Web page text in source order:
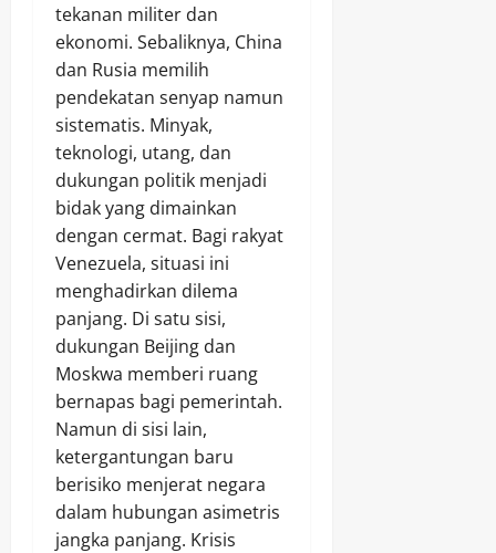
tekanan militer dan
ekonomi. Sebaliknya, China
dan Rusia memilih
pendekatan senyap namun
sistematis. Minyak,
teknologi, utang, dan
dukungan politik menjadi
bidak yang dimainkan
dengan cermat. Bagi rakyat
Venezuela, situasi ini
menghadirkan dilema
panjang. Di satu sisi,
dukungan Beijing dan
Moskwa memberi ruang
bernapas bagi pemerintah.
Namun di sisi lain,
ketergantungan baru
berisiko menjerat negara
dalam hubungan asimetris
jangka panjang. Krisis